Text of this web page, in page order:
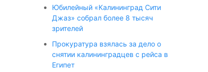
Юбилейный «Калининград Сити
Джаз» собрал более 8 тысяч
зрителей
Прокуратура взялась за дело о
снятии калининградцев с рейса в
Египет